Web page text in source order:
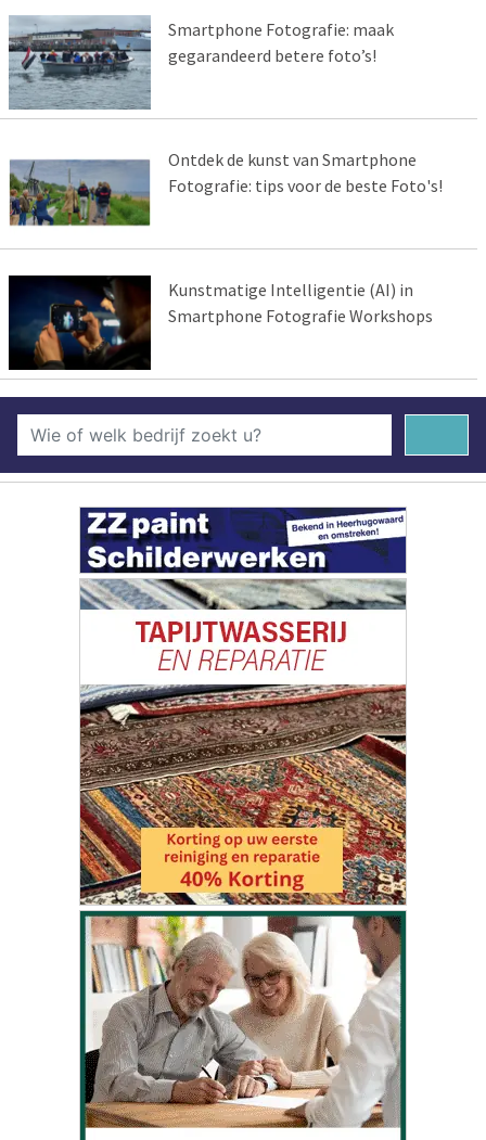
Smartphone Fotografie: maak
gegarandeerd betere foto’s!
Ontdek de kunst van Smartphone
Fotografie: tips voor de beste Foto's!
Kunstmatige Intelligentie (AI) in
Smartphone Fotografie Workshops